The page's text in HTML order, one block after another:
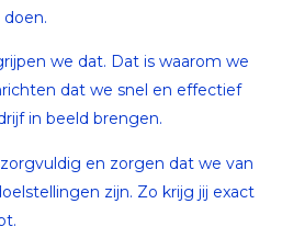
we dat. Dat is waarom we
dat we snel en effectief
in beeld brengen.
en zorgen dat we van
zijn. Zo krijg jij exact